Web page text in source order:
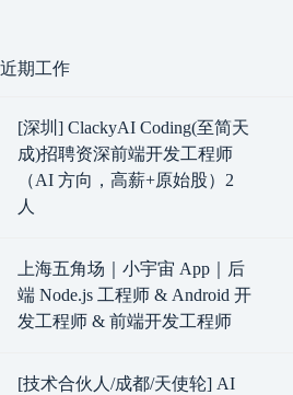
近期工作
[深圳] ClackyAI Coding(至简天
成)招聘资深前端开发工程师
（AI 方向，高薪+原始股）2
人
上海五角场｜小宇宙 App｜后
端 Node.js 工程师 & Android 开
发工程师 & 前端开发工程师
[技术合伙人/成都/天使轮] AI